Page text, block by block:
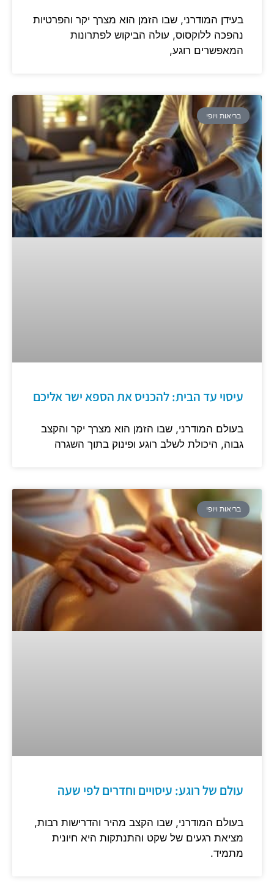
בעידן המודרני, שבו הזמן הוא מצרך יקר והפרטיות
נהפכה ללוקסוס, עולה הביקוש לפתרונות
המאפשרים רוגע,
בריאות ויופי
עיסוי עד הבית: להכניס את הספא ישר אליכם
בעולם המודרני, שבו הזמן הוא מצרך יקר והקצב
גבוה, היכולת לשלב רוגע ופינוק בתוך השגרה
בריאות ויופי
עולם של רוגע: עיסויים וחדרים לפי שעה
בעולם המודרני, שבו הקצב מהיר והדרישות רבות,
מציאת רגעים של שקט והתנתקות היא חיונית
מתמיד.